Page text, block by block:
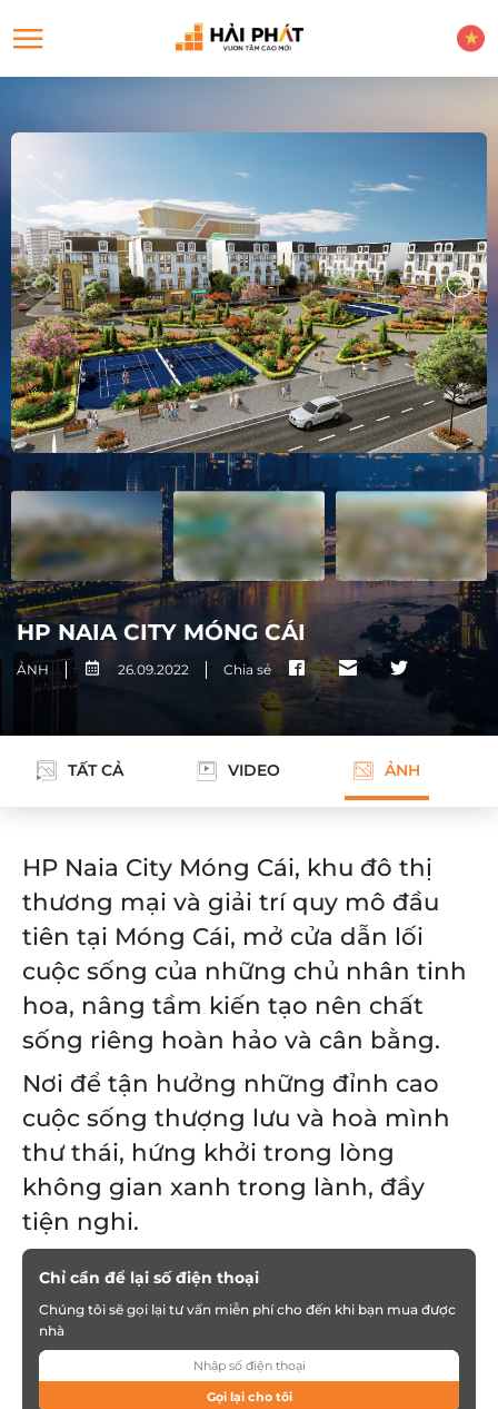
HP NAIA CITY MÓNG CÁI
ẢNH 26.09.2022 Chia sẻ
TẤT CẢ VIDEO ẢNH
HP Naia City Móng Cái, khu đô thị
thương mại và giải trí quy mô đầu
tiên tại Móng Cái, mở cửa dẫn lối
cuộc sống của những chủ nhân tinh
hoa, nâng tầm kiến tạo nên chất
sống riêng hoàn hảo và cân bằng.
Nơi để tận hưởng những đỉnh cao
cuộc sống thượng lưu và hoà mình
thư thái, hứng khởi trong lòng
không gian xanh trong lành, đầy
tiện nghi.
Chỉ cần để lại số điện thoại
Chúng tôi sẽ gọi lại tư vấn miễn phí cho đến khi bạn mua được
nhà
Gọi lại cho tôi